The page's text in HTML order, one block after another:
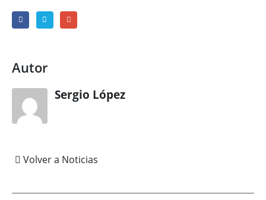
Autor
Sergio López
Volver a Noticias